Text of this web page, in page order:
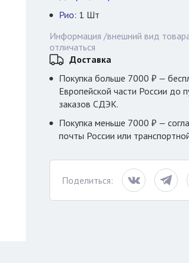
Рио: 1 Шт
Информация /внешний вид
отличаться
Доставка
Покупка больше 7000 ₽ —
Европейской части России до
заказов СДЭК.
Покупка меньше 7000 ₽ —
почты России или
Поделиться: